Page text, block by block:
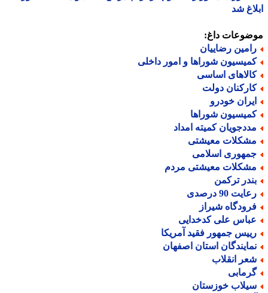
شد
داغ:
رضاییان
شوراها و امور داخلی
اساسی
دولت
خودرو
شوراها
کمیته امداد
معیشتی
اسلامی
معیشتی مردم
ترکمن
90 درصدی
شیراز
علی کدخدایی
جمهور فقید آمریکا
استان اصفهان
انقلاب
خوزستان